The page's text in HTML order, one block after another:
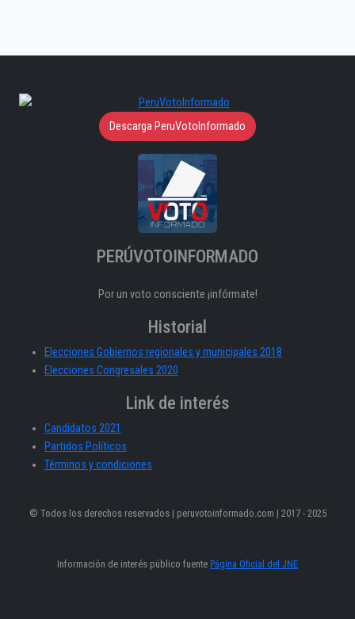
Descarga PeruVotoInformado
PERÚVOTOINFORMADO
Por un voto consciente ¡infórmate!
Historial
Elecciones Gobiernos regionales y municipales 2018
Elecciones Congresales 2020
Link de interés
Candidatos 2021
Partidos Políticos
Términos y condiciones
© Todos los derechos reservados | peruvotoinformado.com | 2017 - 2025
Información de interés público fuente Página Oficial del JNE